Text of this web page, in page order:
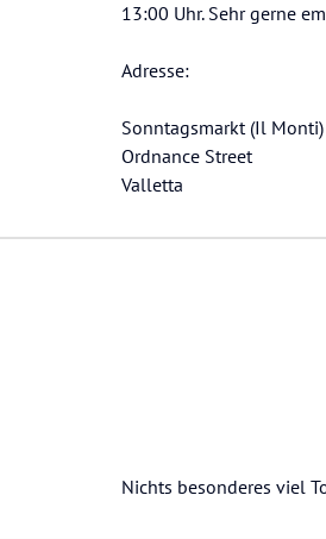
13:00 Uhr. Sehr gerne
Adresse:
Sonntagsmarkt (Il Monti)
Ordnance Street
Valletta
Nichts besonderes viel